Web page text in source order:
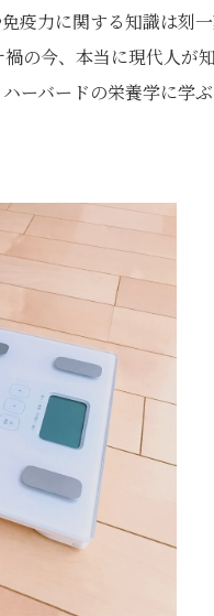
疫力に関する知識は刻
の今、本当に現代人が
ーバードの栄養学に学